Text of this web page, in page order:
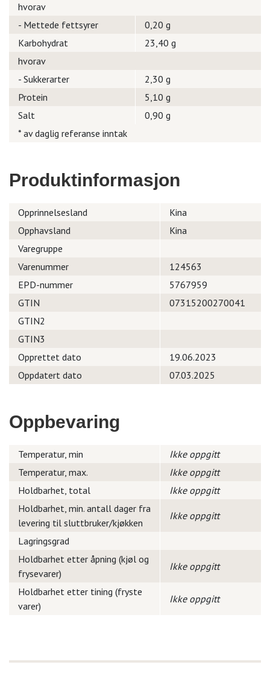
hvorav
- Mettede fettsyrer
0,20 g
Karbohydrat
23,40 g
hvorav
- Sukkerarter
2,30 g
Protein
5,10 g
Salt
0,90 g
* av daglig referanse inntak
Produktinformasjon
Opprinnelsesland
Kina
Opphavsland
Kina
Varegruppe
Varenummer
124563
EPD-nummer
5767959
GTIN
07315200270041
GTIN2
GTIN3
Opprettet dato
19.06.2023
Oppdatert dato
07.03.2025
Oppbevaring
Temperatur, min
Ikke oppgitt
Temperatur, max.
Ikke oppgitt
Holdbarhet, total
Ikke oppgitt
Holdbarhet, min. antall dager fra
levering til sluttbruker/kjøkken
Ikke oppgitt
Lagringsgrad
Holdbarhet etter åpning (kjøl og
frysevarer)
Ikke oppgitt
Holdbarhet etter tining (fryste
varer)
Ikke oppgitt